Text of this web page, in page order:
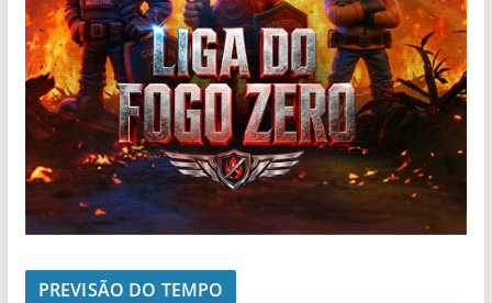
PREVISÃO DO TEMPO